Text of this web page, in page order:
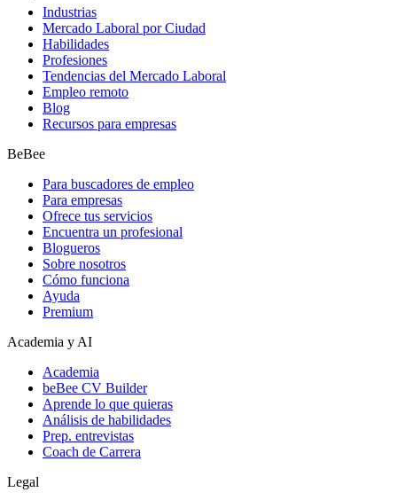
Industrias
Mercado Laboral por Ciudad
Habilidades
Profesiones
Tendencias del Mercado Laboral
Empleo remoto
Blog
Recursos para empresas
BeBee
Para buscadores de empleo
Para empresas
Ofrece tus servicios
Encuentra un profesional
Blogueros
Sobre nosotros
Cómo funciona
Ayuda
Premium
Academia y AI
Academia
beBee CV Builder
Aprende lo que quieras
Análisis de habilidades
Prep. entrevistas
Coach de Carrera
Legal